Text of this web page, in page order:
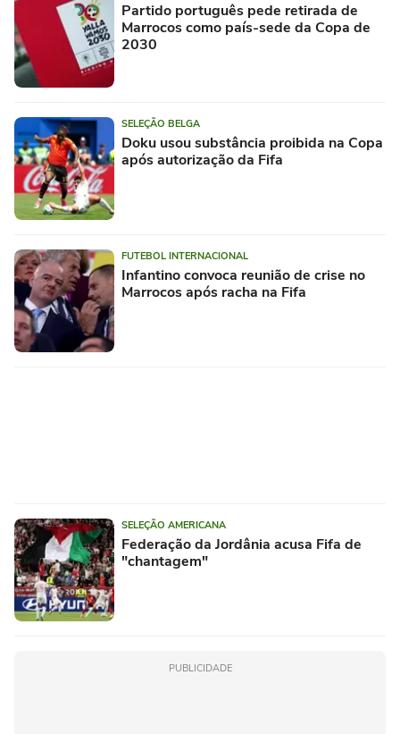
Partido português pede retirada de
Marrocos como país-sede da Copa de
2030
SELEÇÃO BELGA
Doku usou substância proibida na Copa
após autorização da Fifa
FUTEBOL INTERNACIONAL
Infantino convoca reunião de crise no
Marrocos após racha na Fifa
SELEÇÃO AMERICANA
Federação da Jordânia acusa Fifa de
"chantagem"
PUBLICIDADE